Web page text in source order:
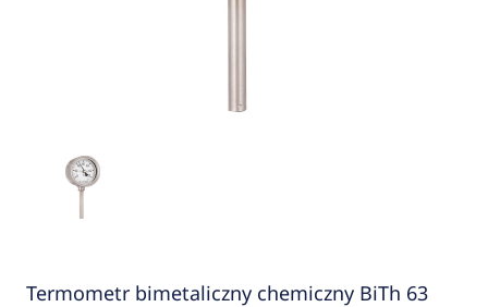
Termometr bimetaliczny chemiczny BiTh 63